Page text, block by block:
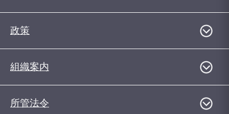
政策
組織案内
所管法令